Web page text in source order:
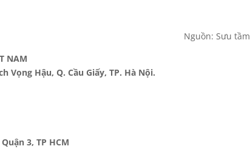
Nguồn: Sưu tầm
NAM
Vọng Hậu, Q. Cầu Giấy, TP. Hà Nội.
3, TP HCM